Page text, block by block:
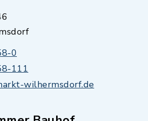
0
111
wilhermsdorf.de